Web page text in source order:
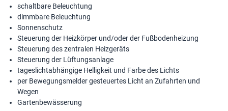
schaltbare Beleuchtung
dimmbare Beleuchtung
Sonnenschutz
Steuerung der Heizkörper und/oder der Fußbodenheizung
Steuerung des zentralen Heizgeräts
Steuerung der Lüftungsanlage
tageslichtabhängige Helligkeit und Farbe des Lichts
per Bewegungsmelder gesteuertes Licht an Zufahrten und
Wegen
Gartenbewässerung